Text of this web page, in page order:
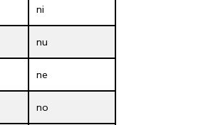
ni
nu
ne
no